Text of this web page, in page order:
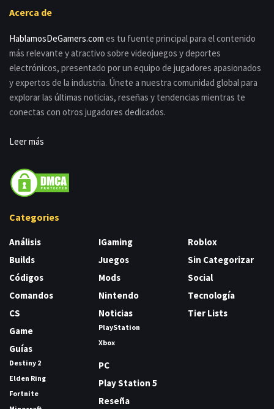
Acerca de
HablamosDeGamers.com es tu fuente principal para el contenido
más relevante y atractivo sobre videojuegos y deportes
electrónicos, presentado por un equipo de jugadores apasionados
y expertos de la industria. Únete a nuestra comunidad global para
explorar las últimas noticias, reseñas y tendencias mientras te
conectas con otros jugadores dedicados.
Leer más
Categories
Análisis
Builds
Códigos
Comandos
CS
Game
Guías
Destiny 2
Elden Ring
Fortnite
IGaming
Juegos
Mods
Nintendo
Noticias
PlayStation
Xbox
PC
Play Station 5
Reseña
Roblox
Sin Categorizar
Social
Tecnología
Tier Lists